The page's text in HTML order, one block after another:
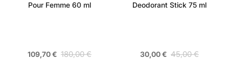
Pour Femme 60 ml
109,70 € 180,00 €
Deodorant Stick 75 ml
30,00 € 45,00 €